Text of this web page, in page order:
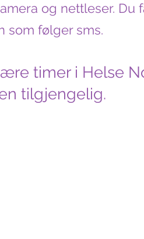
og nettleser. Du
som følger sms.
timer i Helse
tilgjengelig.